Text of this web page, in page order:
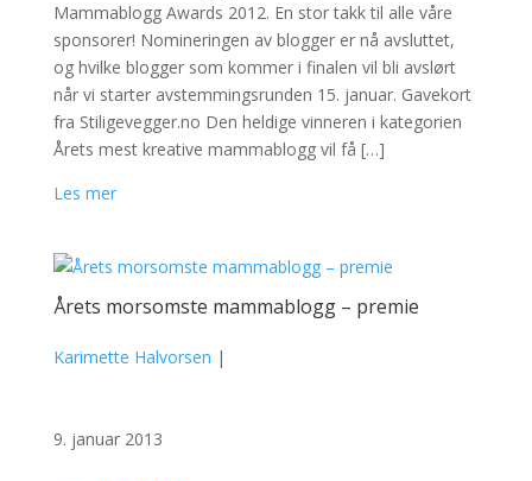
Mammablogg Awards 2012. En stor takk til alle våre
sponsorer! Nomineringen av blogger er nå avsluttet,
og hvilke blogger som kommer i finalen vil bli avslørt
når vi starter avstemmingsrunden 15. januar. Gavekort
fra Stiligevegger.no Den heldige vinneren i kategorien
Årets mest kreative mammablogg vil få […]
Les mer
Årets morsomste mammablogg – premie
Karimette Halvorsen |
9. januar 2013